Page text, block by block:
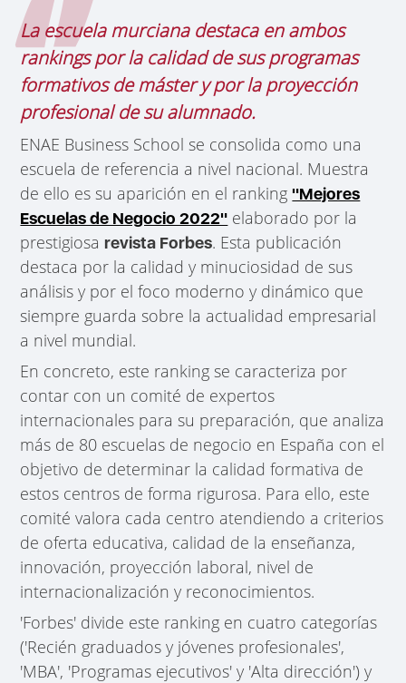
La escuela murciana destaca en ambos
rankings por la calidad de sus programas
formativos de máster y por la proyección
profesional de su alumnado.
ENAE Business School se consolida como una
escuela de referencia a nivel nacional. Muestra
de ello es su aparición en el ranking "Mejores
Escuelas de Negocio 2022" elaborado por la
prestigiosarevista Forbes. Esta publicación
destaca por la calidad y minuciosidad de sus
análisis y por el foco moderno y dinámico que
siempre guarda sobre la actualidad empresarial
a nivel mundial.
En concreto, este ranking se caracteriza por
contar con un comité de expertos
internacionales para su preparación, que analiza
más de 80 escuelas de negocio en España con el
objetivo de determinar la calidad formativa de
estos centros de forma rigurosa. Para ello, este
comité valora cada centro atendiendo a criterios
de oferta educativa, calidad de la enseñanza,
innovación, proyección laboral, nivel de
internacionalización y reconocimientos.
'Forbes' divide este ranking en cuatro categorías
('Recién graduados y jóvenes profesionales',
'MBA', 'Programas ejecutivos' y 'Alta dirección') y